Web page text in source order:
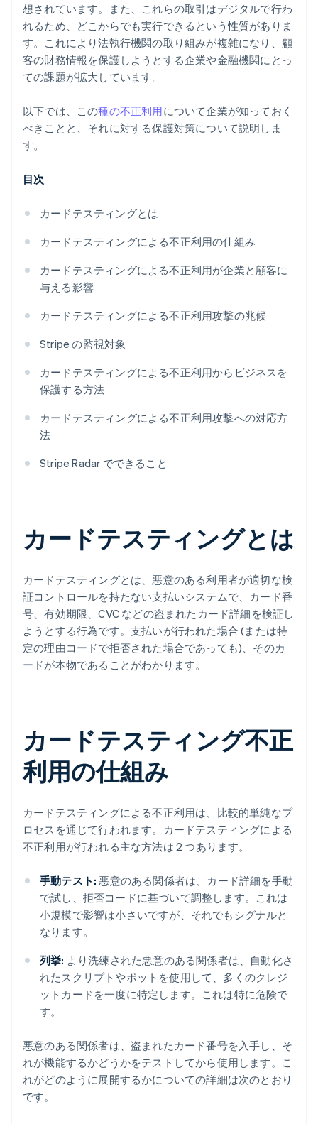
想されています。また、これらの取引はデジタルで行わ
れるため、どこからでも実行できるという性質がありま
す。これにより法執行機関の取り組みが複雑になり、顧
客の財務情報を保護しようとする企業や金融機関にとっ
ての課題が拡大しています。
以下では、この種の不正利用について企業が知っておく
べきことと、それに対する保護対策について説明しま
す。
目次
カードテスティングとは
カードテスティングによる不正利用の仕組み
カードテスティングによる不正利用が企業と顧客に
与える影響
カードテスティングによる不正利用攻撃の兆候
Stripe の監視対象
カードテスティングによる不正利用からビジネスを
保護する方法
カードテスティングによる不正利用攻撃への対応方
法
Stripe Radar でできること
カードテスティングとは
カードテスティングとは、悪意のある利用者が適切な検
証コントロールを持たない支払いシステムで、カード番
号、有効期限、CVC などの盗まれたカード詳細を検証し
ようとする行為です。支払いが行われた場合 (または特
定の理由コードで拒否された場合であっても)、そのカ
ードが本物であることがわかります。
カードテスティング不正
利用の仕組み
カードテスティングによる不正利用は、比較的単純なプ
ロセスを通じて行われます。カードテスティングによる
不正利用が行われる主な方法は 2 つあります。
手動テスト: 悪意のある関係者は、カード詳細を手動
で試し、拒否コードに基づいて調整します。これは
小規模で影響は小さいですが、それでもシグナルと
なります。
列挙: より洗練された悪意のある関係者は、自動化さ
れたスクリプトやボットを使用して、多くのクレジ
ットカードを一度に特定します。これは特に危険で
す。
悪意のある関係者は、盗まれたカード番号を入手し、そ
れが機能するかどうかをテストしてから使用します。こ
れがどのように展開するかについての詳細は次のとおり
です。